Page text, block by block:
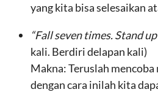
yang kita bisa selesaikan
“Fall seven times. Stand
kali. Berdiri delapan kali)
Makna: Teruslah mencoba
dengan cara inilah kita